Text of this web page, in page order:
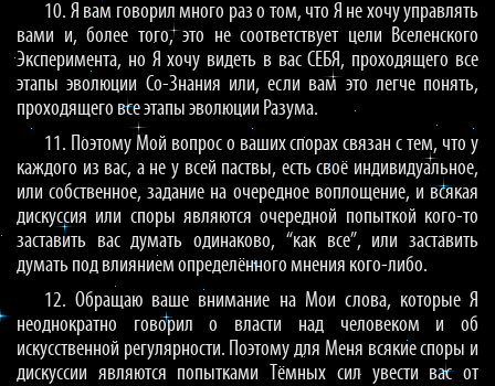
10. Я вам говорил много раз о том, что Я не хочу управлять
вами и, более того, это не соответствует цели Вселенского
Эксперимента, но Я хочу видеть в вас СЕБЯ, проходящего все
этапы эволюции Со-Знания или, если вам это легче понять,
проходящего все этапы эволюции Разума.
11. Поэтому Мой вопрос о ваших спорах связан с тем, что у
каждого из вас, а не у всей паствы, есть своё индивидуальное,
или собственное, задание на очередное воплощение, и всякая
дискуссия или споры являются очередной попыткой кого-то
заставить вас думать одинаково, “как все”, или заставить
думать под влиянием определённого мнения кого-либо.
12. Обращаю ваше внимание на Мои слова, которые Я
неоднократно говорил о власти над человеком и об
искусственной регулярности. Поэтому для Меня всякие споры и
дискуссии являются попытками Тёмных сил увести вас от